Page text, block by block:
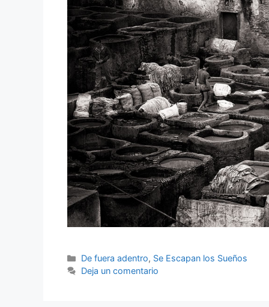
De fuera adentro, Se Escapan los Sueños
Deja un comentario